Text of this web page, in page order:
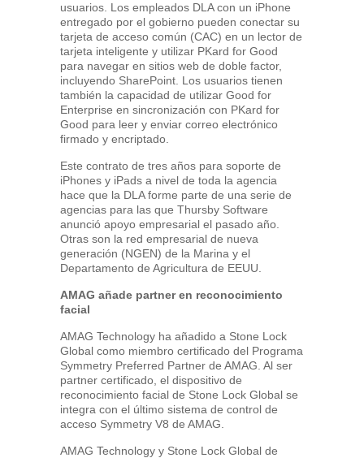
usuarios. Los empleados DLA con un iPhone
entregado por el gobierno pueden conectar su
tarjeta de acceso común (CAC) en un lector de
tarjeta inteligente y utilizar PKard for Good
para navegar en sitios web de doble factor,
incluyendo SharePoint. Los usuarios tienen
también la capacidad de utilizar Good for
Enterprise en sincronización con PKard for
Good para leer y enviar correo electrónico
firmado y encriptado.
Este contrato de tres años para soporte de
iPhones y iPads a nivel de toda la agencia
hace que la DLA forme parte de una serie de
agencias para las que Thursby Software
anunció apoyo empresarial el pasado año.
Otras son la red empresarial de nueva
generación (NGEN) de la Marina y el
Departamento de Agricultura de EEUU.
AMAG añade partner en reconocimiento
facial
AMAG Technology ha añadido a Stone Lock
Global como miembro certificado del Programa
Symmetry Preferred Partner de AMAG. Al ser
partner certificado, el dispositivo de
reconocimiento facial de Stone Lock Global se
integra con el último sistema de control de
acceso Symmetry V8 de AMAG.
AMAG Technology y Stone Lock Global de